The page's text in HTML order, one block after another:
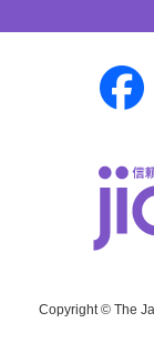
Copyright © The